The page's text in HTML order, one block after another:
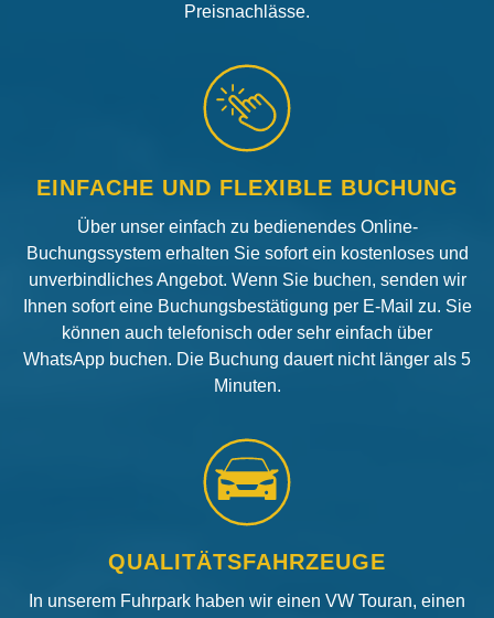
Preisnachlässe.
EINFACHE UND FLEXIBLE BUCHUNG
Über unser einfach zu bedienendes Online-
Buchungssystem erhalten Sie sofort ein kostenloses und
unverbindliches Angebot. Wenn Sie buchen, senden wir
Ihnen sofort eine Buchungsbestätigung per E-Mail zu. Sie
können auch telefonisch oder sehr einfach über
WhatsApp buchen. Die Buchung dauert nicht länger als 5
Minuten.
QUALITÄTSFAHRZEUGE
In unserem Fuhrpark haben wir einen VW Touran, einen